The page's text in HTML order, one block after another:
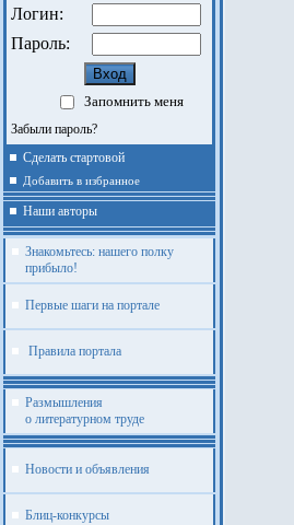
Логин:
Пароль:
Запомнить меня
Забыли пароль?
Сделать стартовой
Добавить в избранное
Наши авторы
Знакомьтесь: нашего полку
прибыло!
Первые шаги на портале
Правила портала
Размышления
о литературном труде
Новости и объявления
Блиц-конкурсы